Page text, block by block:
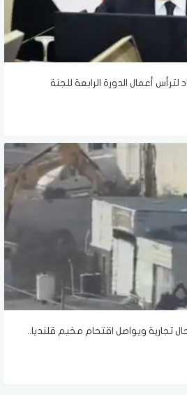
أعمال الدورة الرابعة للجنة
تجارية ويواصل اقتحام مخيم قلنديا..